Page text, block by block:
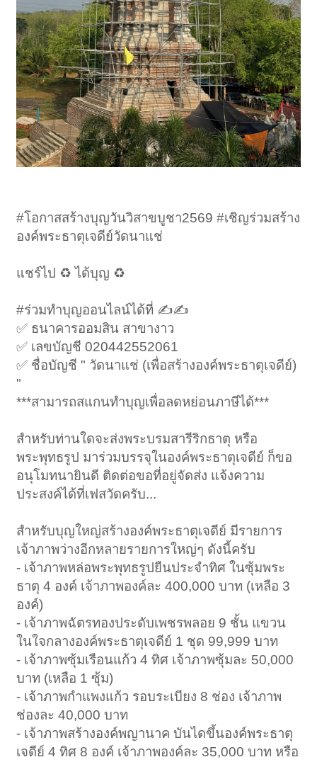
#โอกาสสร้างบุญวันวิสาขบูชา2569 #เชิญร่วมสร้าง
องค์พระธาตุเจดีย์วัดนาแช่
แชร์ไป ♻️ ได้บุญ ♻️
#ร่วมทำบุญออนไลน์ได้ที่ ✍✍
✅ ธนาคารออมสิน สาขางาว
✅ เลขบัญชี 020442552061
✅ ชื่อบัญชี " วัดนาแช่ (เพื่อสร้างองค์พระธาตุเจดีย์)
"
***สามารถสแกนทำบุญเพื่อลดหย่อนภาษีได้***
สำหรับท่านใดจะส่งพระบรมสารีริกธาตุ หรือ
พระพุทธรูป มาร่วมบรรจุในองค์พระธาตุเจดีย์ ก็ขอ
อนุโมทนายินดี ติดต่อขอที่อยู่จัดส่ง แจ้งความ
ประสงค์ได้ที่เฟสวัดครับ...
สำหรับบุญใหญ่สร้างองค์พระธาตุเจดีย์ มีรายการ
เจ้าภาพว่างอีกหลายรายการใหญ่ๆ ดังนี้ครับ
- เจ้าภาพหล่อพระพุทธรูปยืนประจำทิศ ในซุ้มพระ
ธาตุ 4 องค์ เจ้าภาพองค์ละ 400,000 บาท (เหลือ 3
องค์)
- เจ้าภาพฉัตรทองประดับเพชรพลอย 9 ชั้น แขวน
ในใจกลางองค์พระธาตุเจดีย์ 1 ชุด 99,999 บาท
- เจ้าภาพซุ้มเรือนแก้ว 4 ทิศ เจ้าภาพซุ้มละ 50,000
บาท (เหลือ 1 ซุ้ม)
- เจ้าภาพกำแพงแก้ว รอบระเบียง 8 ช่อง เจ้าภาพ
ช่องละ 40,000 บาท
- เจ้าภาพสร้างองค์พญานาค บันไดขึ้นองค์พระธาตุ
เจดีย์ 4 ทิศ 8 องค์ เจ้าภาพองค์ละ 35,000 บาท หรือ